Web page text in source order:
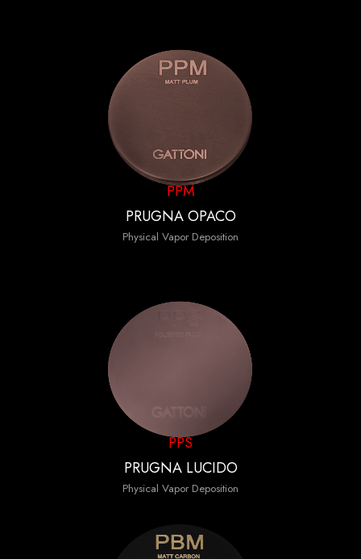
PPM
PRUGNA OPACO
Physical Vapor Deposition
PPS
PRUGNA LUCIDO
Physical Vapor Deposition